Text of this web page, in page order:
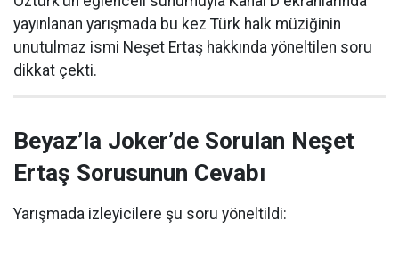
yayınlanan yarışmada bu kez Türk halk müziğinin
unutulmaz ismi Neşet Ertaş hakkında yöneltilen soru
dikkat çekti.
Beyaz’la Joker’de Sorulan Neşet
Ertaş Sorusunun Cevabı
Yarışmada izleyicilere şu soru yöneltildi: